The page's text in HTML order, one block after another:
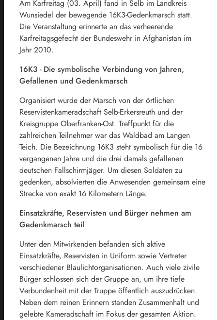
Am Karfreitag (03. April) fand in Selb im Landkreis
Wunsiedel der bewegende 16K3-Gedenkmarsch statt.
Die Veranstaltung erinnerte an das verheerende
Karfreitagsgefecht der Bundeswehr in Afghanistan im
Jahr 2010.
16K3 - Die symbolische Verbindung von Jahren,
Gefallenen und Gedenkmarsch
Organisiert wurde der Marsch von der örtlichen
Reservistenkameradschaft Selb-Erkersreuth und der
Kreisgruppe Oberfranken-Ost. Treffpunkt für die
zahlreichen Teilnehmer war das Waldbad am Langen
Teich. Die Bezeichnung 16K3 steht symbolisch für die 16
vergangenen Jahre und die drei damals gefallenen
deutschen Fallschirmjäger. Um diesen Soldaten zu
gedenken, absolvierten die Anwesenden gemeinsam eine
Strecke von exakt 16 Kilometern Länge.
Einsatzkräfte, Reservisten und Bürger nehmen am
Gedenkmarsch teil
Unter den Mitwirkenden befanden sich aktive
Einsatzkräfte, Reservisten in Uniform sowie Vertreter
verschiedener Blaulichtorganisationen. Auch viele zivile
Bürger schlossen sich der Gruppe an, um ihre tiefe
Verbundenheit mit der Truppe öffentlich auszudrücken.
Neben dem reinen Erinnern standen Zusammenhalt und
gelebte Kameradschaft im Fokus der gesamten Aktion.